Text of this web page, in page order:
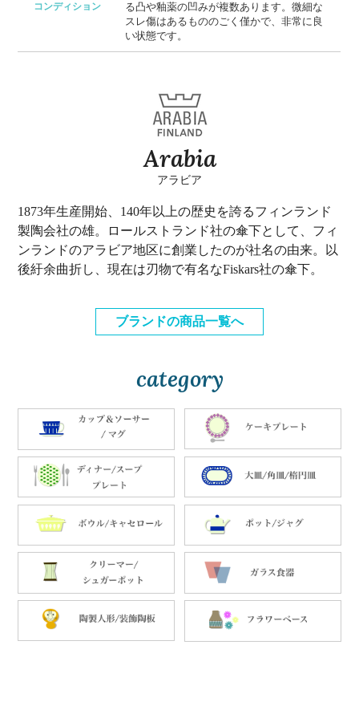
コンディション
る凸や釉薬の凹みが複数あります。微細な
スレ傷はあるもののごく僅かで、非常に良
い状態です。
Arabia
アラビア
1873年生産開始、140年以上の歴史を誇るフィンランド
製陶会社の雄。ロールストランド社の傘下として、フィ
ンランドのアラビア地区に創業したのが社名の由来。以
後紆余曲折し、現在は刃物で有名なFiskars社の傘下。
ブランドの商品一覧へ
category